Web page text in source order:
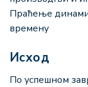
Праћење
времену
Исход
По успешном